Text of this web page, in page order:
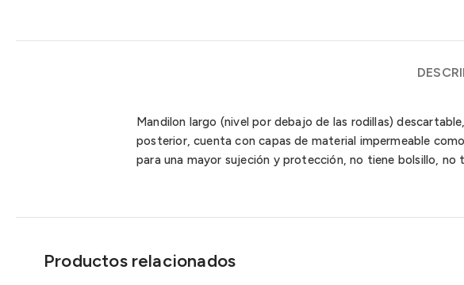
Mandilon largo (nivel por debajo de las rodillas)
posterior, cuenta con capas de material impermeable
para una mayor sujeción y protección, no tiene bolsillo, no
Productos relacionados